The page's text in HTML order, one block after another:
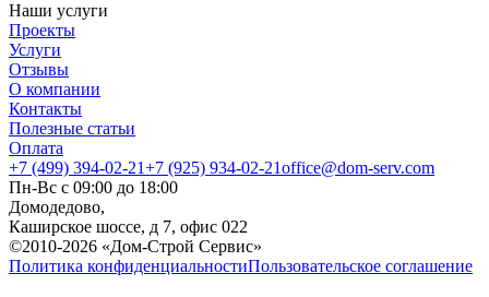
Наши услуги
Проекты
Услуги
Отзывы
О компании
Контакты
Полезные статьи
Оплата
+7 (499) 394-02-21+7 (925) 934-02-21office@dom-serv.com
Пн-Вс с 09:00 до 18:00
Домодедово,
Каширское шоссе, д 7, офис 022
©2010-2026 «Дом-Строй Сервис»
Политика конфиденциальностиПользовательское соглашение